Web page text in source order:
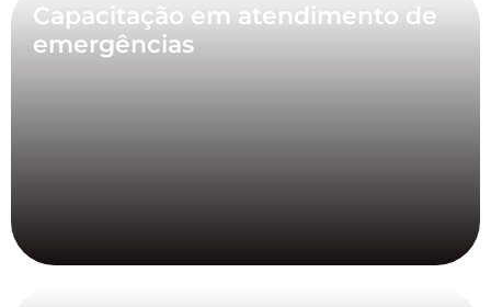
Capacitação em atendimento de
emergências